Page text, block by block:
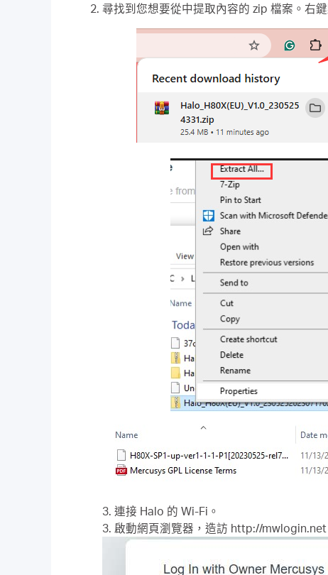
尋找到您想要從中提取內容的 zip 檔案。右
3. 連接 Halo 的 Wi-Fi。
3. 啟動網頁瀏覽器，造訪 http://mwlogin.net